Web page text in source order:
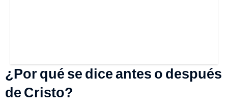
¿Por qué se dice antes o después
de Cristo?